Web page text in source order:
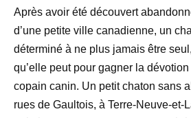
Après avoir été découvert
d’une petite ville canadienne, un
déterminé à ne plus jamais être
qu’elle peut pour gagner la
copain canin. Un petit chaton sans
rues de Gaultois, à Terre-Neuve-et-